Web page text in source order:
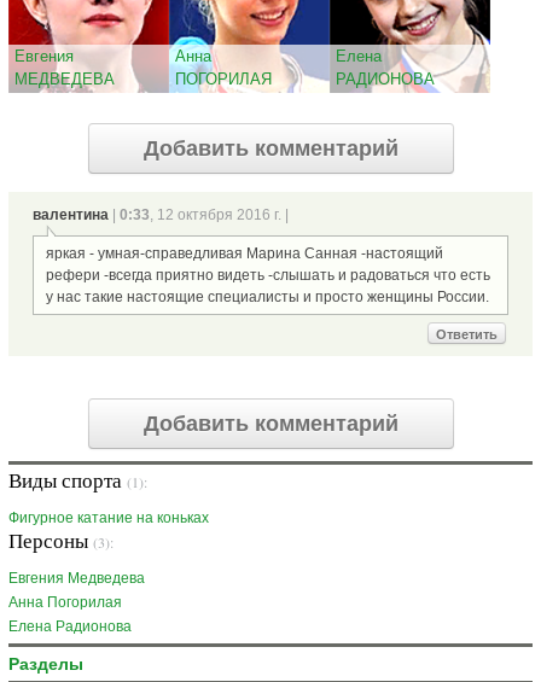
Евгения
МЕДВЕДЕВА
Анна
ПОГОРИЛАЯ
Елена
РАДИОНОВА
Добавить комментарий
валентина 0:33, 12 октября 2016 г. |
яркая - умная-справедливая Марина Санная -настоящий
рефери -всегда приятно видеть -слышать и радоваться что есть
у нас такие настоящие специалисты и просто женщины России.
Ответить
Добавить комментарий
Виды спорта (1):
Фигурное катание на коньках
Персоны (3):
Евгения Медведева
Анна Погорилая
Елена Радионова
Разделы